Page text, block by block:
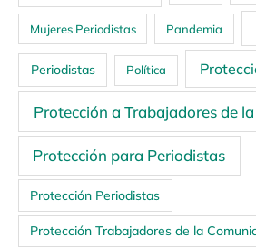
Mujeres Periodistas Pandemia
Periodistas Política
Protección a Trabajadores de
Protección para Periodistas
Protección Periodistas
Protección Trabajadores de la